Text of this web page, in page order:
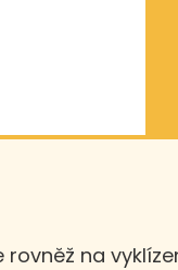
rovněž na